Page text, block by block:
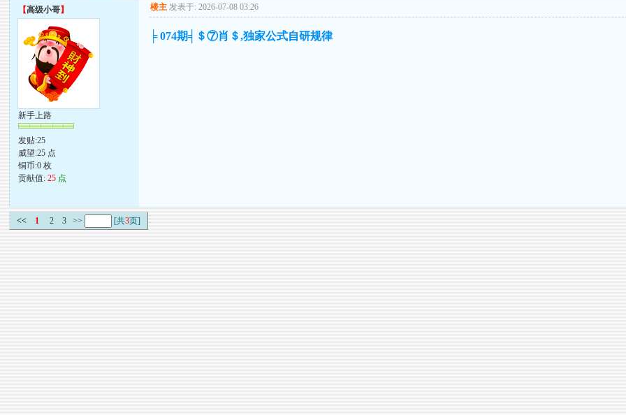
【高级小哥】
新手上路
发贴:25
威望:25 点
铜币:0 枚
贡献值:25 点
楼主 发表于: 2026-07-08 03:26
╞ 074期╡＄⑦肖＄,独家公式自研规律
<< 1 2 3 >> [共3页]